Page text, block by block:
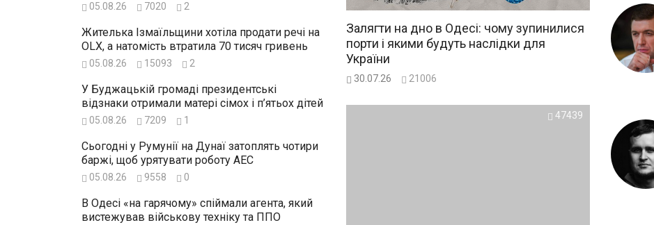
05.08.26 7020 2
Жителька Ізмаїльщини хотіла продати речі на
OLX, а натомість втратила 70 тисяч гривень
05.08.26 15093 2
У Буджацькій громаді президентські
відзнаки отримали матері сімох і п’ятьох дітей
05.08.26 7209 1
Сьогодні у Румунії на Дунаї затоплять чотири
баржі, щоб урятувати роботу АЕС
05.08.26 9558 0
В Одесі «на гарячому» спіймали агента, який
вистежував військову техніку та ППО
Залягти на дно в Одесі: чому зупинилися
порти і якими будуть наслідки для
України
30.07.26 21006
47439